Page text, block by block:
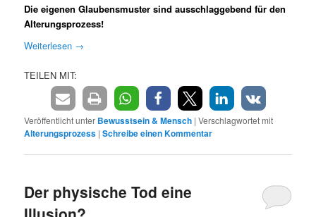
Die eigenen Glaubensmuster sind ausschlaggebend für den
Alterungsprozess!
Weiterlesen →
TEILEN MIT:
Veröffentlicht unter Bewusstsein & Mensch |Verschlagwortet mit
Alterungsprozess |Schreibe einen Kommentar
Der physische Tod eine